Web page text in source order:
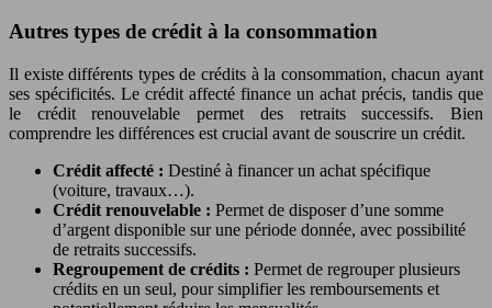
Autres types de crédit à la consommation
Il existe différents types de crédits à la consommation, chacun ayant
ses spécificités. Le crédit affecté finance un achat précis, tandis que
le crédit renouvelable permet des retraits successifs. Bien
comprendre les différences est crucial avant de souscrire un crédit.
Crédit affecté : Destiné à financer un achat spécifique
(voiture, travaux…).
Crédit renouvelable : Permet de disposer d’une somme
d’argent disponible sur une période donnée, avec possibilité
de retraits successifs.
Regroupement de crédits : Permet de regrouper plusieurs
crédits en un seul, pour simplifier les remboursements et